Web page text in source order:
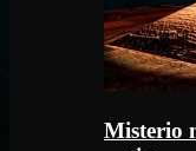
Misterio